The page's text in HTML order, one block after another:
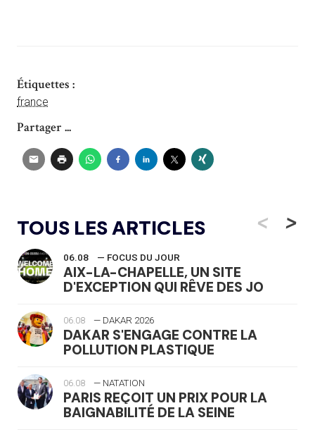
Étiquettes :
france
Partager ...
TOUS LES ARTICLES <
06.08 — FOCUS DU JOUR
AIX-LA-CHAPELLE, UN SITE
D'EXCEPTION QUI RÊVE DES JO
06.08 — DAKAR 2026
DAKAR S'ENGAGE CONTRE LA
POLLUTION PLASTIQUE
06.08 — NATATION
PARIS REÇOIT UN PRIX POUR LA
BAIGNABILITÉ DE LA SEINE
>